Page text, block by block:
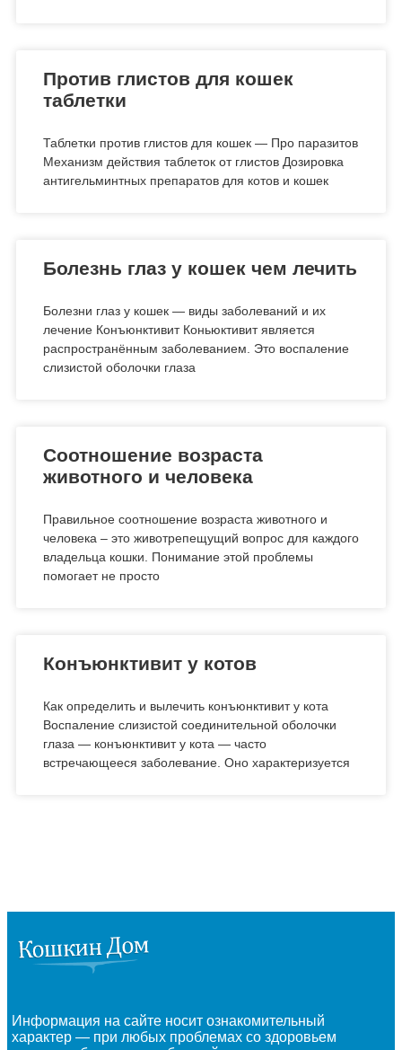
Против глистов для кошек
таблетки
Таблетки против глистов для кошек — Про паразитов
Механизм действия таблеток от глистов Дозировка
антигельминтных препаратов для котов и кошек
Болезнь глаз у кошек чем лечить
Болезни глаз у кошек — виды заболеваний и их
лечение Конъюнктивит Коньюктивит является
распространённым заболеванием. Это воспаление
слизистой оболочки глаза
Соотношение возраста
животного и человека
Правильное соотношение возраста животного и
человека – это животрепещущий вопрос для каждого
владельца кошки. Понимание этой проблемы
помогает не просто
Конъюнктивит у котов
Как определить и вылечить конъюнктивит у кота
Воспаление слизистой соединительной оболочки
глаза — конъюнктивит у кота — часто
встречающееся заболевание. Оно характеризуется
Информация на сайте носит ознакомительный
характер — при любых проблемах со здоровьем